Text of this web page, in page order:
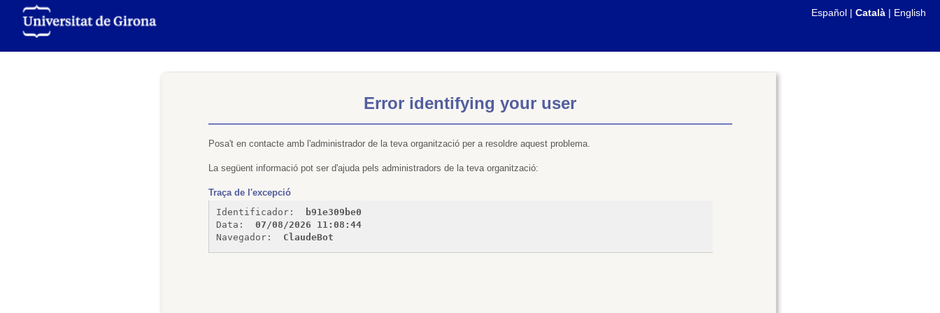
Español | Català | English
Error identifying your user
Posa't en contacte amb l'administrador de la teva organització per a resoldre aquest problema.
La següent informació pot ser d'ajuda pels administradors de la teva organització:
Traça de l'excepció
Identificador:
b91e309be0
Data:
07/08/2026 11:08:44
Navegador:
ClaudeBot